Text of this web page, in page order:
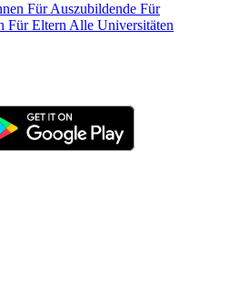
Für Auszubildende Für
Für Eltern Alle Universitäten